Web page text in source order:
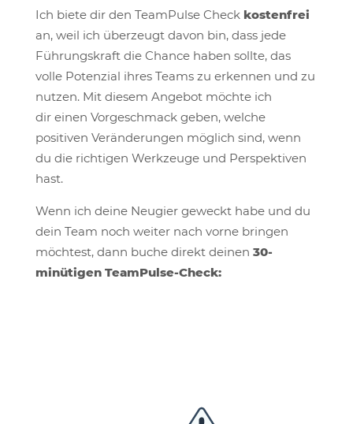
Ich biete dir den TeamPulse Check kostenfrei
an, weil ich überzeugt davon bin, dass jede
Führungskraft die Chance haben sollte, das
volle Potenzial ihres Teams zu erkennen und zu
nutzen. Mit diesem Angebot möchte ich
dir einen Vorgeschmack geben, welche
positiven Veränderungen möglich sind, wenn
du die richtigen Werkzeuge und Perspektiven
hast.
Wenn ich deine Neugier geweckt habe und du
dein Team noch weiter nach vorne bringen
möchtest, dann buche direkt deinen 30-
minütigen TeamPulse-Check: